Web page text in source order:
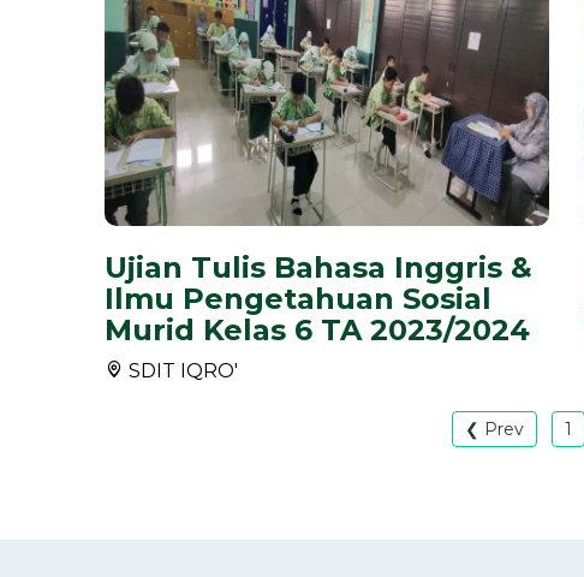
Ujian Tulis Bahasa Inggris &
Ilmu Pengetahuan Sosial
Murid Kelas 6 TA 2023/2024
SDIT IQRO'
❮ Prev 1